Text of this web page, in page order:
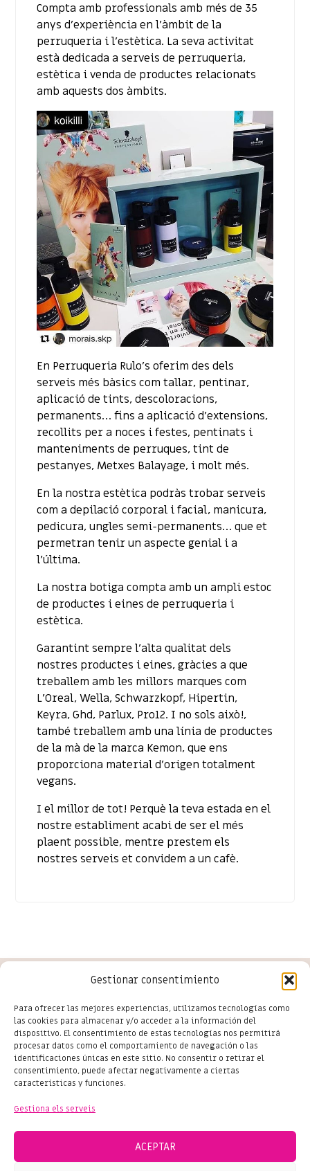
Gestionar consentimiento
Para ofrecer las mejores experiencias, utilizamos tecnologías como
las cookies para almacenar y/o acceder a la información del
dispositivo. El consentimiento de estas tecnologías nos permitirá
procesar datos como el comportamiento de navegación o las
identificaciones únicas en este sitio. No consentir o retirar el
consentimiento, puede afectar negativamente a ciertas
características y funciones.
Gestiona els serveis
ACEPTAR
Compta amb professionals amb més de 35
anys d’experiència en l’àmbit de la
perruqueria i l’estètica. La seva activitat
està dedicada a serveis de perruqueria,
estètica i venda de productes relacionats
amb aquests dos àmbits.
En Perruqueria Rulo’s oferim des dels
serveis més bàsics com tallar, pentinar,
aplicació de tints, descoloracions,
permanents… fins a aplicació d’extensions,
recollits per a noces i festes, pentinats i
manteniments de perruques, tint de
pestanyes, Metxes Balayage, i molt més.
En la nostra estètica podràs trobar serveis
com a depilació corporal i facial, manicura,
pedicura, ungles semi-permanents… que et
permetran tenir un aspecte genial i a
l’última.
La nostra botiga compta amb un ampli estoc
de productes i eines de perruqueria i
estètica.
Garantint sempre l’alta qualitat dels
nostres productes i eines, gràcies a que
treballem amb les millors marques com
L’Oreal, Wella, Schwarzkopf, Hipertin,
Keyra, Ghd, Parlux, Pro12. I no sols això!,
també treballem amb una línia de productes
de la mà de la marca Kemon, que ens
proporciona material d’origen totalment
vegans.
I el millor de tot! Perquè la teva estada en el
nostre establiment acabi de ser el més
plaent possible, mentre prestem els
nostres serveis et convidem a un cafè.
Conoce las últimas novedades
del comercio en Salou